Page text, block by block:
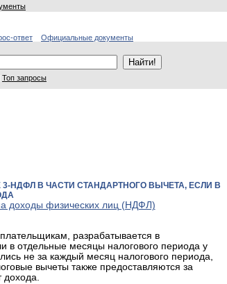
ответ
Официальные документы
Топ запросы
НДФЛ В ЧАСТИ СТАНДАРТНОГО ВЫЧЕТА, ЕСЛИ В
доходы физических лиц (НДФЛ)
разрабатывается в
в отдельные месяцы налогового периода у
не за каждый месяц налогового периода,
вычеты также предоставляются за